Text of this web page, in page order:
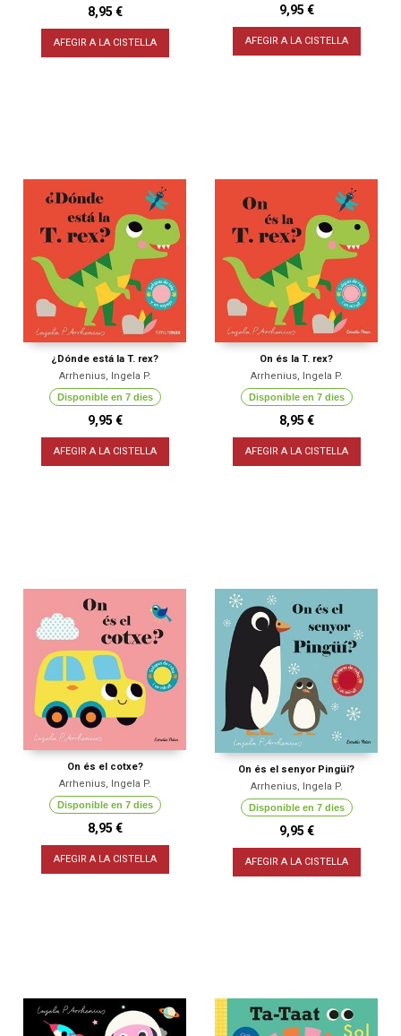
8,95 €
AFEGIR A LA CISTELLA
9,95 €
AFEGIR A LA CISTELLA
¿Dónde está la T. rex?
Arrhenius, Ingela P.
Disponible en 7 dies
9,95 €
AFEGIR A LA CISTELLA
On és la T. rex?
Arrhenius, Ingela P.
Disponible en 7 dies
8,95 €
AFEGIR A LA CISTELLA
On és el cotxe?
Arrhenius, Ingela P.
Disponible en 7 dies
8,95 €
AFEGIR A LA CISTELLA
On és el senyor Pingüí?
Arrhenius, Ingela P.
Disponible en 7 dies
9,95 €
AFEGIR A LA CISTELLA